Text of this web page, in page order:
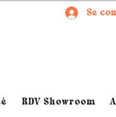
Se
RDV Showroom